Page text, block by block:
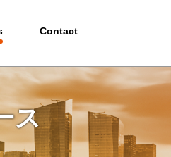
Contact
ス